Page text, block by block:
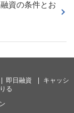
資の条件とお
即日融資
キャッシ
る